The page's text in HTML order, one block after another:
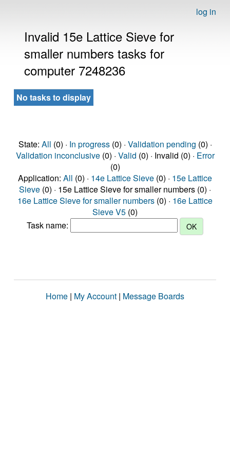
log in
Invalid 15e Lattice Sieve for
smaller numbers tasks for
computer 7248236
No tasks to display
State: All (0) · In progress(0) · Validation pending (0) ·
Validation inconclusive(0) · Valid (0) · Invalid (0) · Error
(0)
Application: All (0) · 14e Lattice Sieve (0) · 15e Lattice
Sieve (0) · 15e Lattice Sieve for smaller numbers (0) ·
16e Lattice Sieve for smaller numbers (0) · 16e Lattice
Sieve V5 (0)
Task name:
Home | My Account | Message Boards